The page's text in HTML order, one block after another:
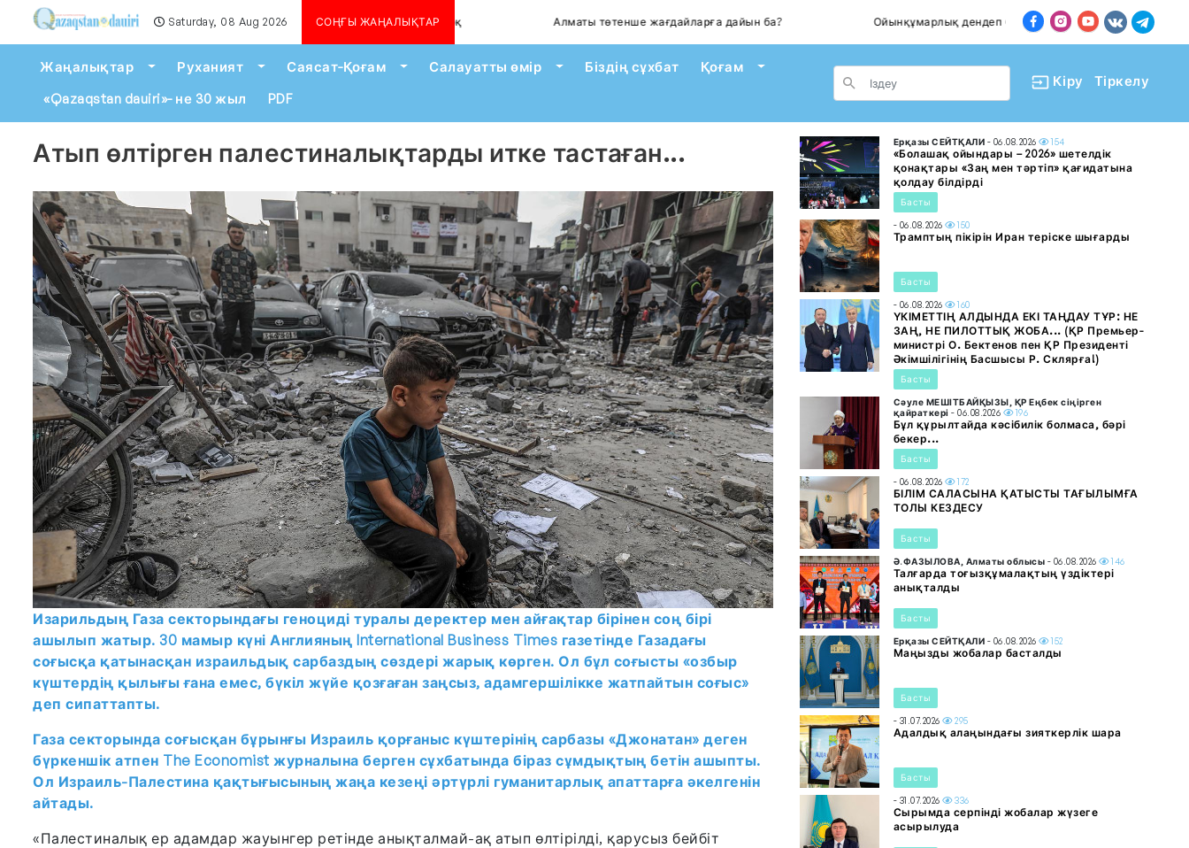
Saturday, 08 Aug 2026 СОҢҒЫ ЖАҢАЛЫҚТАР
Алматыда көшкін қаупі сейілген жоқ Алматы төтенше жағдайларға дайын ба? Ойынқұмарлық дендеп барады Пәтер сатып
Жаңалықтар Toggle Dropdown
Руханият Toggle Dropdown
Саясат-Қоғам Toggle Dropdown
Салауатты өмір Toggle Dropdown
Біздің сұхбат Қоғам
Toggle Dropdown
«Qazaqstan dauiri»- не 30 жыл
PDF
Кіру Тіркелу
Атып өлтірген палестиналықтарды итке тастаған...
Изарильдың Газа секторындағы геноциді туралы деректер мен айғақтар бірінен соң бірі
ашылып жатыр. 30 мамыр күні Англияның International Business Times газетінде Газадағы
соғысқа қатынасқан израильдық сарбаздың сөздері жарық көрген. Ол бұл соғысты «озбыр
күштердің қылығы ғана емес, бүкіл жүйе қозғаған заңсыз, адамгершілікке жатпайтын соғыс»
деп сипаттапты.
Газа секторында соғысқан бұрынғы Израиль қорғаныс күштерінің сарбазы «Джонатан» деген
бүркеншік атпен The Economist журналына берген сұхбатында біраз сұмдықтың бетін ашыпты.
Ол Израиль-Палестина қақтығысының жаңа кезеңі әртүрлі гуманитарлық апаттарға әкелгенін
айтады.
«Палестиналық ер адамдар жауынгер ретінде анықталмай-ақ атып өлтірілді, қарусыз бейбіт
Ерқазы СЕЙТҚАЛИ - 06.08.2026 154
«Болашақ ойындары – 2026» шетелдік
қонақтары «Заң мен тәртіп» қағидатына
қолдау білдірді
Басты
- 06.08.2026 150
Трамптың пікірін Иран теріске шығарды
Басты
- 06.08.2026 160
ҮКІМЕТТІҢ АЛДЫНДА ЕКІ ТАҢДАУ ТҰР: НЕ
ЗАҢ, НЕ ПИЛОТТЫҚ ЖОБА... (ҚР Премьер-
министрі О. Бектенов пен ҚР Президенті
Әкімшілігінің Басшысы Р. Склярға!)
Басты
Сәуле МЕШІТБАЙҚЫЗЫ, ҚР Еңбек сіңірген
қайраткері - 06.08.2026 196
Бұл құрылтайда кәсібилік болмаса, бәрі
бекер...
Басты
- 06.08.2026 172
БІЛІМ САЛАСЫНА ҚАТЫСТЫ ТАҒЫЛЫМҒА
ТОЛЫ КЕЗДЕСУ
Басты
Ә.ФАЗЫЛОВА, Алматы облысы - 06.08.2026 146
Талғарда тоғызқұмалақтың үздіктері
анықталды
Басты
Ерқазы СЕЙТҚАЛИ - 06.08.2026 152
Маңызды жобалар басталды
Басты
- 31.07.2026 295
Адалдық алаңындағы зияткерлік шара
Басты
- 31.07.2026 336
Сырымда серпінді жобалар жүзеге
асырылуда